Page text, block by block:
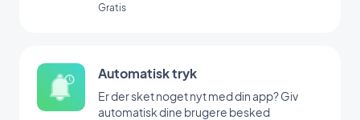
Gratis
Automatisk tryk
Er der sket noget nyt med din app? Giv
automatisk dine brugere besked